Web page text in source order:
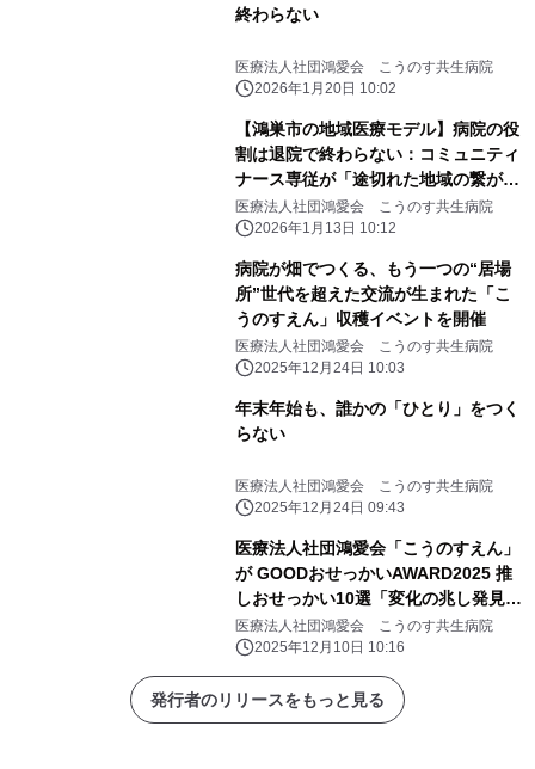
終わらない
医療法人社団鴻愛会 こうのす共生病院
2026年1月20日 10:02
【鴻巣市の地域医療モデル】病院の役
割は退院で終わらない：コミュニティ
ナース専従が「途切れた地域の繋が
り」を復活させ、安心の在宅生活を支
える
医療法人社団鴻愛会 こうのす共生病院
2026年1月13日 10:12
病院が畑でつくる、もう一つの“居場
所”世代を超えた交流が生まれた「こ
うのすえん」収穫イベントを開催
医療法人社団鴻愛会 こうのす共生病院
2025年12月24日 10:03
年末年始も、誰かの「ひとり」をつく
らない
医療法人社団鴻愛会 こうのす共生病院
2025年12月24日 09:43
医療法人社団鴻愛会「こうのすえん」
が GOODおせっかいAWARD2025 推
しおせっかい10選「変化の兆し発見
賞」を受賞
医療法人社団鴻愛会 こうのす共生病院
2025年12月10日 10:16
発行者のリリースをもっと見る